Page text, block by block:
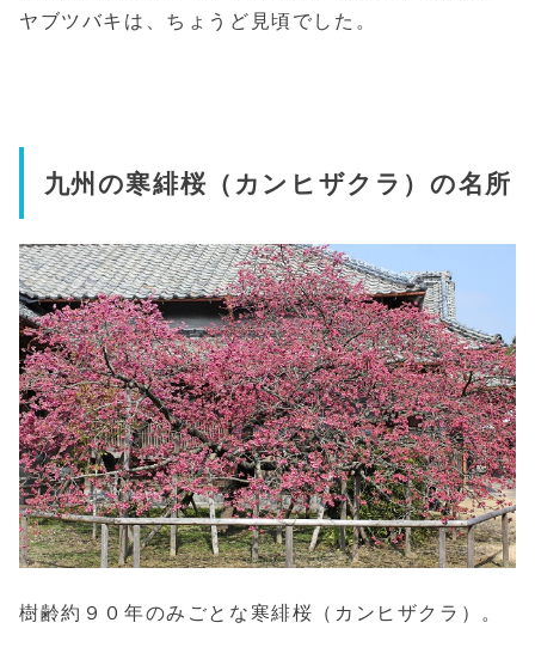
ヤブツバキは、ちょうど見頃でした。
九州の寒緋桜（カンヒザクラ）の名所
樹齢約９０年のみごとな寒緋桜（カンヒザクラ）。